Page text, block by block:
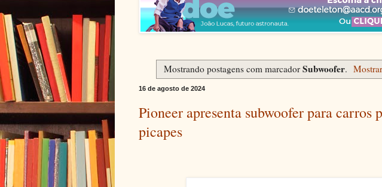
Mostrando postagens com marcador Subwoofer.
16 de agosto de 2024
Pioneer apresenta subwoofer para carros
picapes